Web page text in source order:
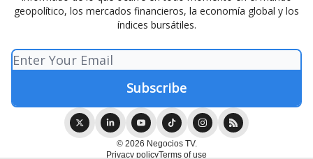
geopolítico, los mercados financieros, la economía global y los
índices bursátiles.
© 2026 Negocios TV.
Privacy policyTerms of use